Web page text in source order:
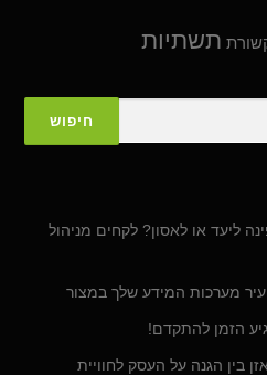
תשתיות
ליעד או לאסון? לקחים מניהול
מערכות המידע שלך במצור
בין הגנה על העסק לחוויית